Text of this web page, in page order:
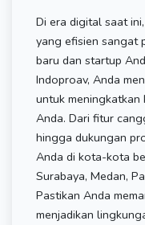
Di era digital saat
yang efisien sangat
baru dan startup
Indoproav, Anda
untuk
Anda. Dari fitur
hingga dukungan
Anda di kota-kota
Surabaya, Medan,
Pastikan Anda
menjadikan